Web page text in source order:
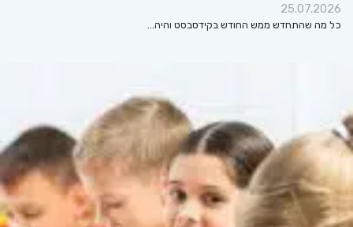
25.07.2026
כל מה שהתחדש ממש החודש בקידסבסט והיה…